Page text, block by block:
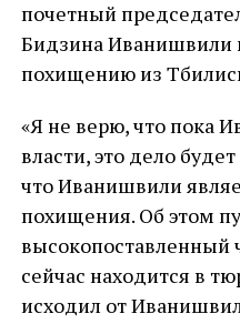
почетный
Бидзина Иванишвили
похищению из
«Я не верю, что пока
власти, это дело
что Иванишвили
похищения. Об этом
высокопоставленный
сейчас находится в
исходил от